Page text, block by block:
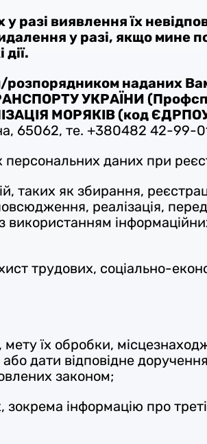
разі виявлення їх
у разі, якщо мине
розпорядником наданих
УКРАЇНИ
МОРЯКІВ (код
65062, те. +380482 42-99-
даних при
таких як збирання,
реалізація,
використанням
трудових, соціально-
їх обробки,
дати відповідне
законом;
інформацію про